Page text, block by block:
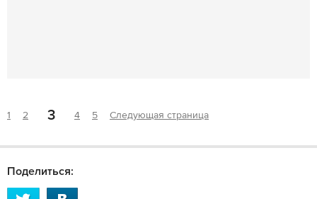
1 2 3 4 5 Следующая страница
Поделиться: